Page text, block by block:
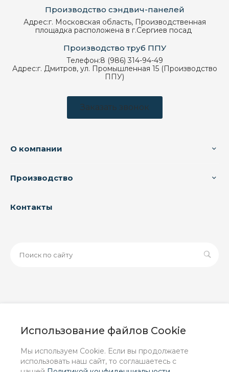
Использование файлов Cookie
Мы используем Cookie. Если вы продолжаете
использовать наш сайт, то соглашаетесь с
Производство сэндвич-панелей
Адрес:г. Московская область, Производственная
площадка расположена в г.Сергиев посад
Производство труб ППУ
Телефон:8 (986) 314-94-49
Адрес:г. Дмитров, ул. Промышленная 15 (Производство
ППУ)
Заказать звонок
О компании
Производство
Контакты
информационный характер и ни при каких условиях не
положениями Статьи 437 (2) ГК РФ.